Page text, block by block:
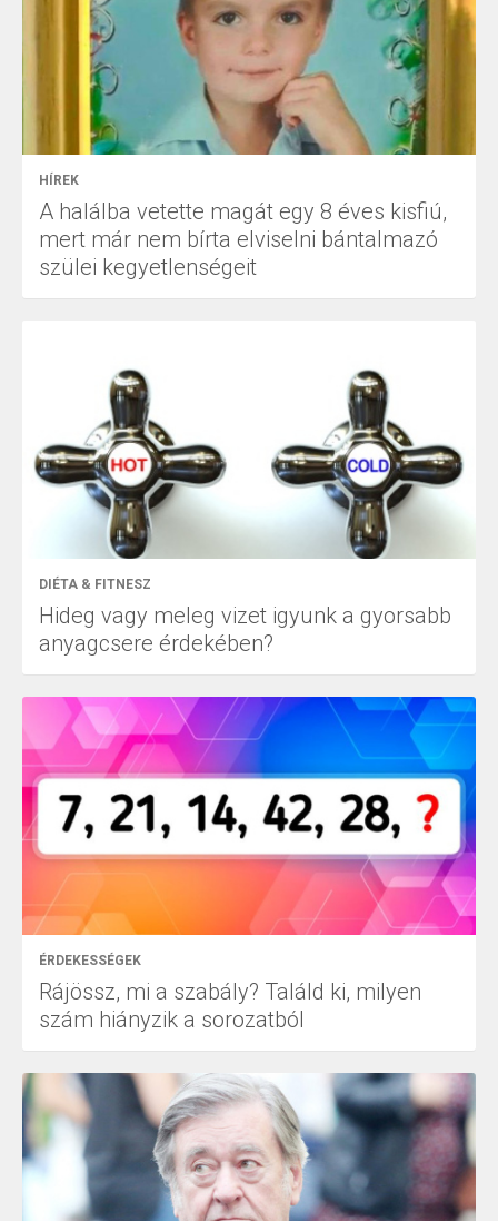
HÍREK
A halálba vetette magát egy 8 éves kisfiú,
mert már nem bírta elviselni bántalmazó
szülei kegyetlenségeit
DIÉTA & FITNESZ
Hideg vagy meleg vizet igyunk a gyorsabb
anyagcsere érdekében?
ÉRDEKESSÉGEK
Rájössz, mi a szabály? Találd ki, milyen
szám hiányzik a sorozatból